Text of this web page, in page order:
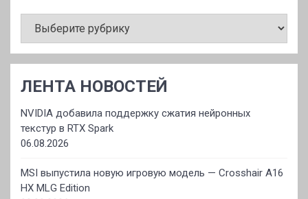
ЛЕНТА НОВОСТЕЙ
NVIDIA добавила поддержку сжатия нейронных
текстур в RTX Spark
06.08.2026
MSI выпустила новую игровую модель — Crosshair A16
HX MLG Edition